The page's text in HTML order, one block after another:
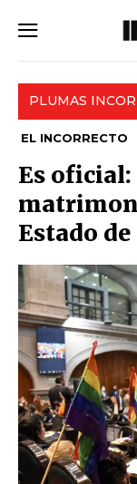
PLUMAS
EL INCORRECTO
Es
Estado